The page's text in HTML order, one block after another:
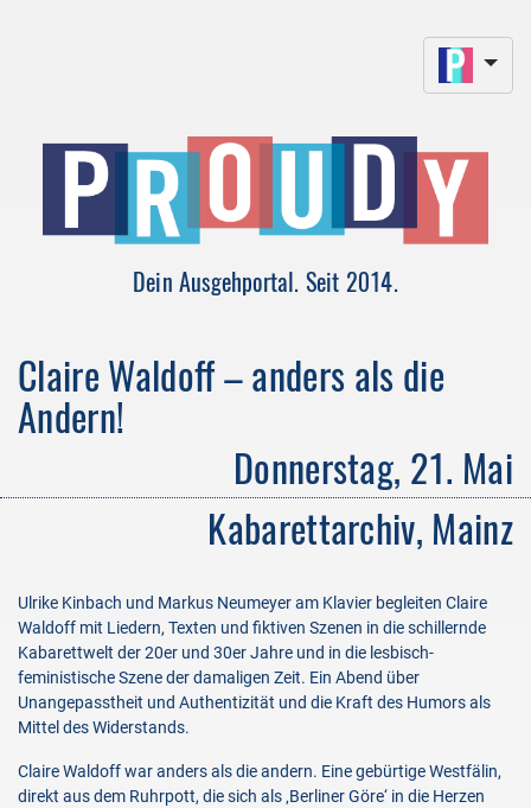
Dein Ausgehportal. Seit 2014.
Claire Waldoff – anders als die
Andern!
Donnerstag, 21. Mai
Kabarettarchiv, Mainz
Ulrike Kinbach und Markus Neumeyer am Klavier begleiten Claire
Waldoff mit Liedern, Texten und fiktiven Szenen in die schillernde
Kabarettwelt der 20er und 30er Jahre und in die lesbisch-
feministische Szene der damaligen Zeit. Ein Abend über
Unangepasstheit und Authentizität und die Kraft des Humors als
Mittel des Widerstands.
Claire Waldoff war anders als die andern. Eine gebürtige Westfälin,
direkt aus dem Ruhrpott, die sich als ‚Berliner Göre‘ in die Herzen